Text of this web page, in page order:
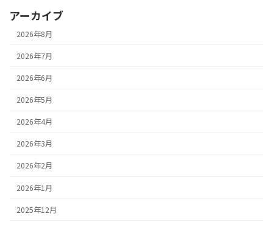
アーカイブ
2026年8月
2026年7月
2026年6月
2026年5月
2026年4月
2026年3月
2026年2月
2026年1月
2025年12月